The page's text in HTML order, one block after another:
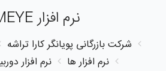
نرم افزار XMEYE
شرکت بازرگانی پویانگر کارا تراشه
نرم افزار ها
نرم افزار